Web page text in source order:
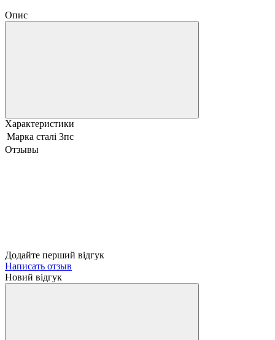
Опис
Характеристики
Марка сталі 3пс
Отзывы
Додайте перший відгук
Написать отзыв
Новий відгук